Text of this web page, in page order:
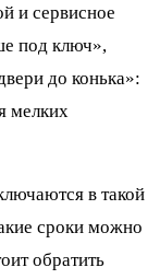
и сервисное
под ключ»,
до конька»:
мелких
в такой
сроки можно
обратить